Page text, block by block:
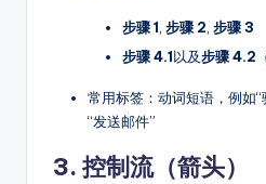
步骤 1, 步骤 2, 步骤 3
步骤 4.1以及步骤 4.2
常用标签：动词短语，例如“
“发送邮件”
3. 控制流（箭头）